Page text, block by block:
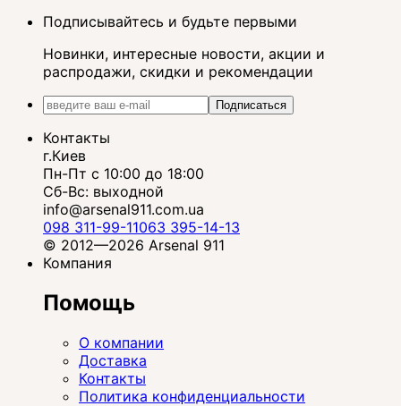
Подписывайтесь и будьте первыми
Новинки, интересные новости, акции и
распродажи, скидки и рекомендации
Подписаться
Контакты
г.Киев
Пн-Пт с 10:00 до 18:00
Сб-Вс: выходной
info@arsenal911.com.ua
098 311-99-11063 395-14-13
© 2012—2026 Arsenal 911
Компания
Помощь
О компании
Доставка
Контакты
Политика конфиденциальности